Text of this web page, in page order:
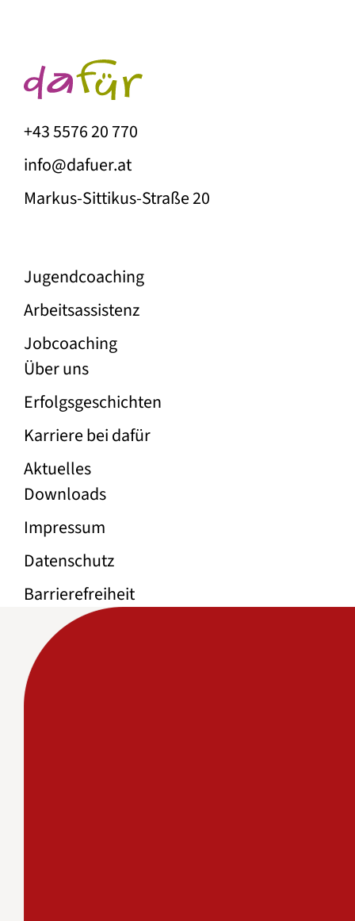
+43 5576 20 770
info@dafuer.at
Markus-Sittikus-Straße 20
Unser Angebot
Jugend­coaching
Arbeitsassistenz
Jobcoaching
Über die Firma Dafür
Über uns
Erfolgs­geschichten
Karriere bei dafür
Aktuelles
Rechtliche Links
Downloads
Impressum
Datenschutz
Barrierefreiheit